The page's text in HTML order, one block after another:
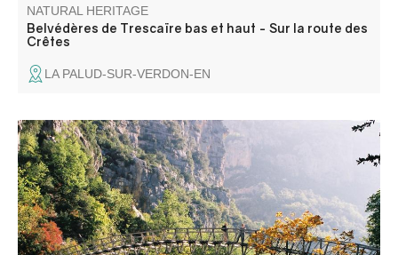
NATURAL HERITAGE
Belvédères de Trescaïre bas et haut - Sur la route des
Crêtes
LA PALUD-SUR-VERDON-EN
Passerelle piétonne au dessus du Verdon qui permettait
de traverser d'une rive à l'autre, du Var aux Alpes de
Hautes Provence.